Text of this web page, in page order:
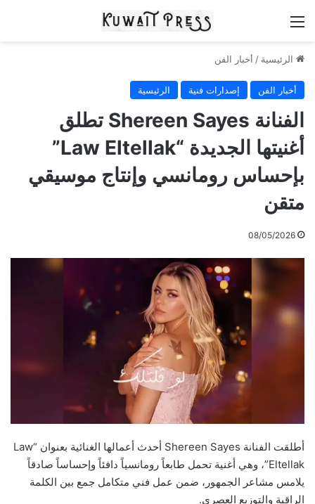
الرئيسية / أخبار الفن
أخبار الفن إصدارات فنية الرئيسية
الفنانة Shereen Sayes تطلق
أغنيتها الجديدة “Law Eltellak”
بإحساس رومانسي وإنتاج موسيقي
متقن
08/05/2026
أطلقت الفنانة Shereen Sayes أحدث أعمالها الغنائية بعنوان “Law
Eltellak”، وهي أغنية تحمل طابعاً رومانسياً دافئاً وإحساساً صادقاً
يلامس مشاعر الجمهور، ضمن عمل فني متكامل جمع بين الكلمة
الراقية والتوزيع العصري.